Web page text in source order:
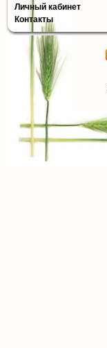
Личный кабинет
Контакты